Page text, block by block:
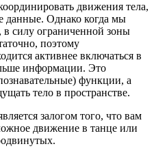
движения тела,
данные. Однако когда мы
силу ограниченной зоны
поэтому
активнее включаться в
информации. Это
функции, а
тело в пространстве.
залогом того, что вам
движение в танце или